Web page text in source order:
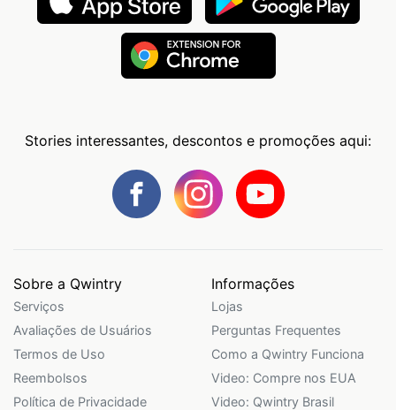
Stories interessantes, descontos e promoções aqui:
Sobre a Qwintry
Serviços
Avaliações de Usuários
Termos de Uso
Reembolsos
Política de Privacidade
Informações
Lojas
Perguntas Frequentes
Como a Qwintry Funciona
Video: Compre nos EUA
Video: Qwintry Brasil